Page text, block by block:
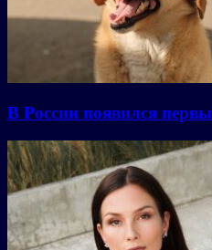
В России появился